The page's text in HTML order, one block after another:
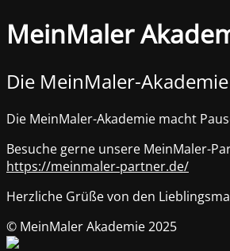
MeinMaler
Die MeinMaler-
Die MeinMaler-Akademie macht
Besuche gerne unsere MeinMaler-
https://meinmaler-partner.de/
Herzliche Grüße von den
© MeinMaler Akademie 2025